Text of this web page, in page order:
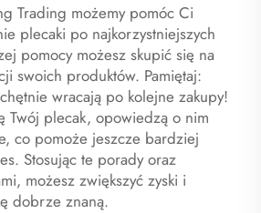
Trading możemy pomóc Ci
plecaki po najkorzystniejszych
pomocy możesz skupić się na
swoich produktów. Pamiętaj:
wracają po kolejne zakupy!
Twój plecak, opowiedzą o nim
co pomoże jeszcze bardziej
Stosując te porady oraz
możesz zwiększyć zyski i
dobrze znaną.